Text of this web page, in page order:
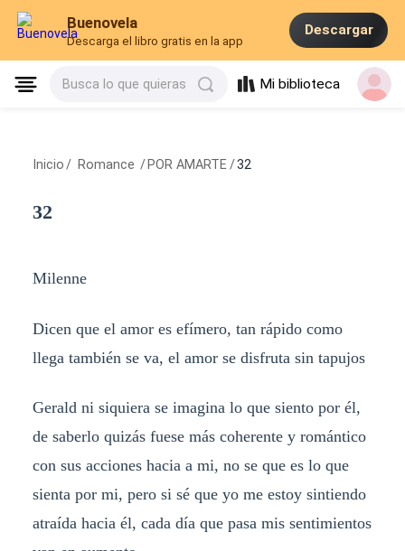
Buenovela
Descarga el libro gratis en la app
Descargar
Busca lo que quieras Mi biblioteca
Inicio / Romance / POR AMARTE /32
32
Milenne
Dicen que el amor es efímero, tan rápido como
llega también se va, el amor se disfruta sin tapujos
Gerald ni siquiera se imagina lo que siento por él,
de saberlo quizás fuese más coherente y romántico
con sus acciones hacia a mi, no se que es lo que
sienta por mi, pero si sé que yo me estoy sintiendo
atraída hacia él, cada día que pasa mis sentimientos